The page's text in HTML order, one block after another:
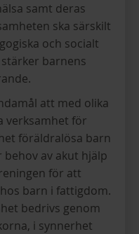
samt deras
ska särskilt
och socialt
barnens
att med olika
verksamhet för
föräldralösa barn
av akut hjälp
för att
barn i fattigdom.
bedrivs genom
i synnerhet